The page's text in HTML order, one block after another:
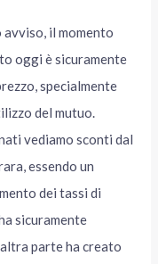
il momento
oggi è sicuramente
specialmente
del mutuo.
vediamo sconti dal
essendo un
dei tassi di
sicuramente
parte ha creato